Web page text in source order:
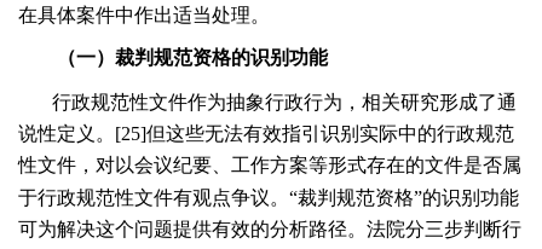
在具体案件中作出适当处理。
（一）裁判规范资格的识别功能
行政规范性文件作为抽象行政行为，相关研究形成了通
说性定义。[25]但这些无法有效指引识别实际中的行政规范
性文件，对以会议纪要、工作方案等形式存在的文件是否属
于行政规范性文件有观点争议。“裁判规范资格”的识别功能
可为解决这个问题提供有效的分析路径。法院分三步判断行